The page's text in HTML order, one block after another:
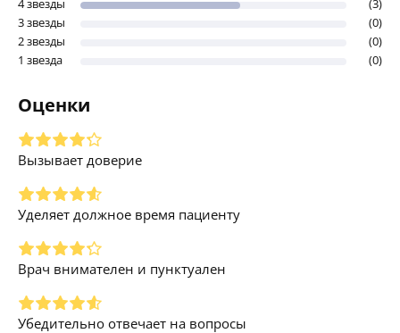
4 звезды
(3)
3 звезды
(0)
2 звезды
(0)
1 звезда
(0)
Оценки
Вызывает доверие
Уделяет должное время пациенту
Врач внимателен и пунктуален
Убедительно отвечает на вопросы